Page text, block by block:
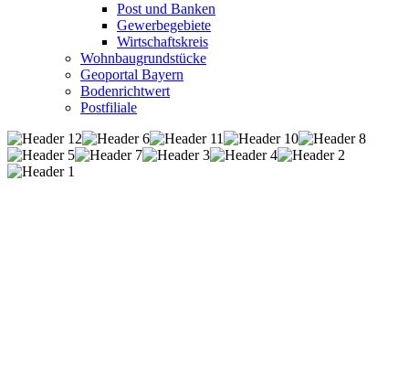
Post und Banken
Gewerbegebiete
Wirtschaftskreis
Wohnbaugrundstücke
Geoportal Bayern
Bodenrichtwert
Postfiliale